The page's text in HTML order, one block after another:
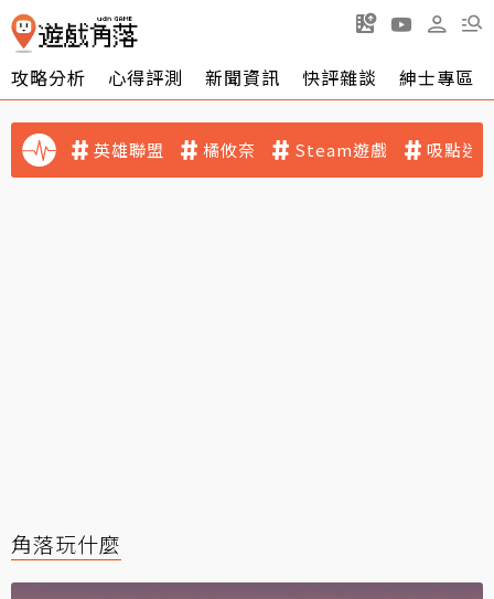
攻略分析 心得評測 新聞資訊 快評雜談 紳士專區
英雄聯盟 橘攸奈 Steam遊戲 吸點迷
角落玩什麼